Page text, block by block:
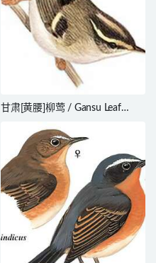
甘肃[黄腰]柳莺 / Gansu Leaf